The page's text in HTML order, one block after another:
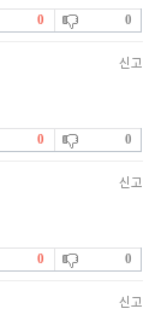
0 0
신고
0 0
신고
0 0
신고